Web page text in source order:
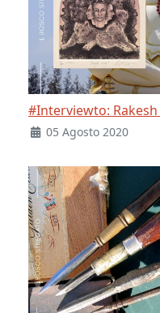
#Interviewto: Rakesh
05 Agosto 2020